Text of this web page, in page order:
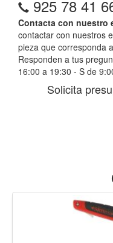
925 78 41
Contacta con nuestro
contactar con nuestros
pieza que corresponda
Responden a tus
16:00 a 19:30 - S de
Solicita